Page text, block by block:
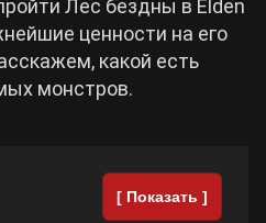
Лес бездны в Elden
ценности на его
какой есть
монстров.
[ Показать ]